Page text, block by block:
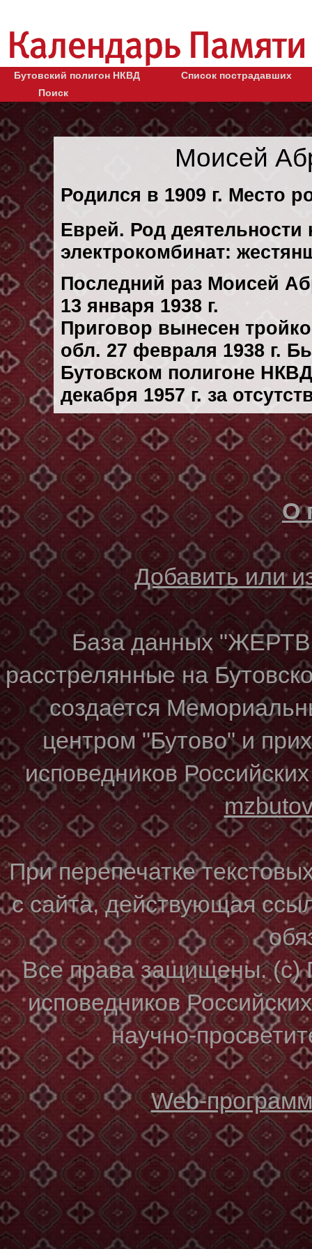
Бутовский полигон НКВД
Список пострадавших
Поиск
Моисей
Родился в 1909 г. Место
Еврей. Род
электрокомбинат:
Последний раз Моисей
13 января 1938 г.
Приговор вынесен
обл. 27 февраля 1938 г.
Бутовском полигоне
декaбря 1957 г. за
О
Добавить или
База данных
расстрелянные на
создается
центром "Бутово" и
исповедников
При перепечатке
с сайта, действующая
Все права защищены. (с)
исповедников
научно-
Web-